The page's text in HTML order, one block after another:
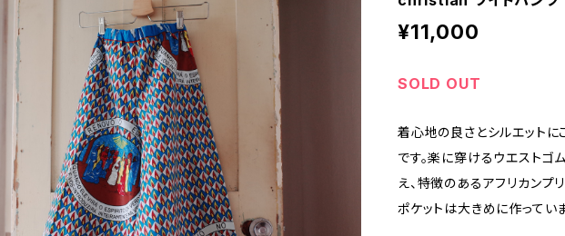
¥11,000
SOLD OUT
着心地の良さとシルエット
です。楽に穿けるウエストゴ
え、特徴のあるアフリカンプ
ポケットは大きめに作ってい